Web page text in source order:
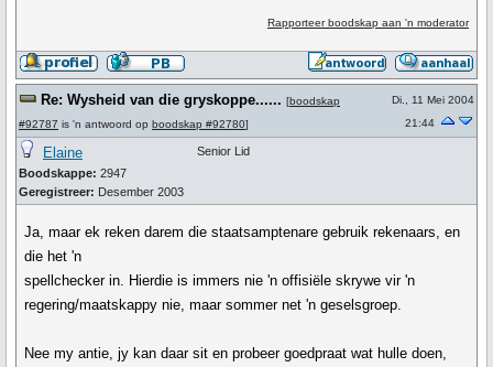
Rapporteer boodskap aan 'n moderator
Re: Wysheid van die gryskoppe...... [boodskap
#92787 is 'n antwoord op boodskap #92780]
Di., 11 Mei 2004
21:44
Elaine
Boodskappe: 2947
Geregistreer: Desember 2003
Senior Lid
Ja, maar ek reken darem die staatsamptenare gebruik rekenaars, en
die het 'n
spellchecker in. Hierdie is immers nie 'n offisiële skrywe vir 'n
regering/maatskappy nie, maar sommer net 'n geselsgroep.
Nee my antie, jy kan daar sit en probeer goedpraat wat hulle doen,